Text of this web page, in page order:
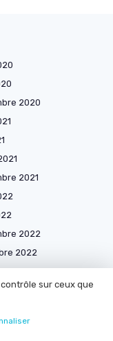
2020
2021
2022
2022
2023
sur ceux que